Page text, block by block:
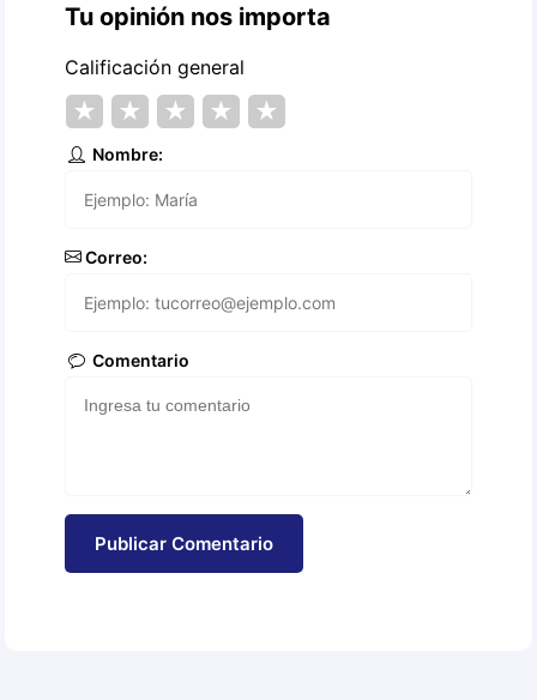
Tu opinión nos importa
Calificación general
★ ★ ★ ★ ★
Nombre:
Correo:
Comentario
Publicar Comentario